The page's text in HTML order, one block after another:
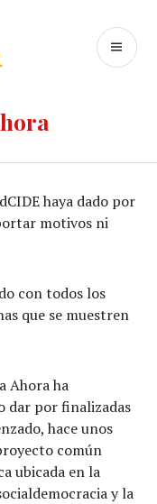
haya dado por
motivos ni
con todos los
que se muestren
Ahora ha
dar por finalizadas
hace unos
común
ubicada en la
y la